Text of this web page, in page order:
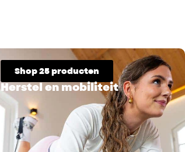
Shop 25 producten
Herstel en mobiliteit